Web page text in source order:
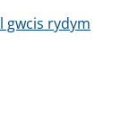
rydym